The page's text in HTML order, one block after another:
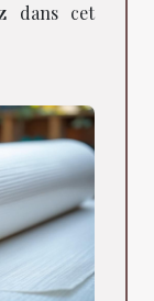
dans cet